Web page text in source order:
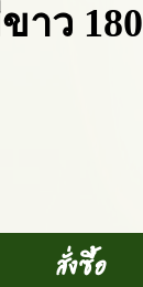
าว 180